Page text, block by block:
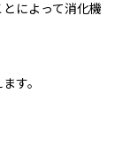
によって消化機
す。